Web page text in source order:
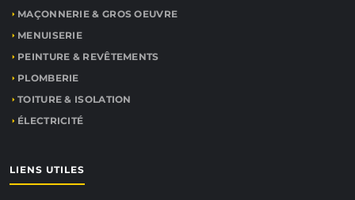
MAÇONNERIE & GROS OEUVRE
MENUISERIE
PEINTURE & REVÊTEMENTS
PLOMBERIE
TOITURE & ISOLATION
ÉLECTRICITÉ
LIENS UTILES